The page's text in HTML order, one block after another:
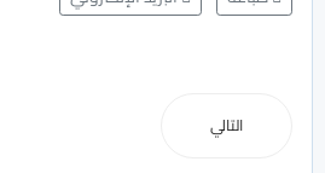
التالي